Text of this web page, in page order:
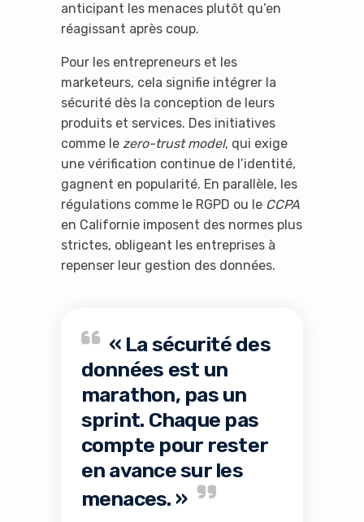
anticipant les menaces plutôt qu’en
réagissant après coup.
Pour les entrepreneurs et les
marketeurs, cela signifie intégrer la
sécurité dès la conception de leurs
produits et services. Des initiatives
comme le zero-trust model, qui exige
une vérification continue de l’identité,
gagnent en popularité. En parallèle, les
régulations comme le RGPD ou le CCPA
en Californie imposent des normes plus
strictes, obligeant les entreprises à
repenser leur gestion des données.
« La sécurité des
données est un
marathon, pas un
sprint. Chaque pas
compte pour rester
en avance sur les
menaces. »